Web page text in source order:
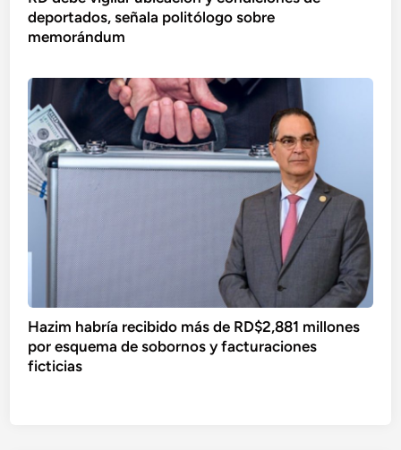
deportados, señala politólogo sobre
memorándum
Hazim habría recibido más de RD$2,881 millones
por esquema de sobornos y facturaciones
ficticias